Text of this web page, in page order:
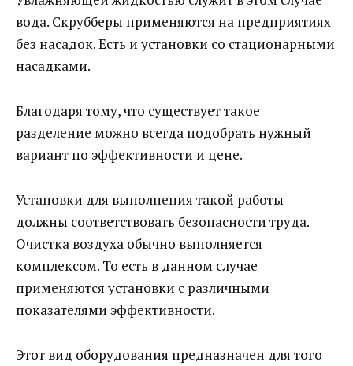
вода. Скрубберы применяются на предприятиях
без насадок. Есть и установки со стационарными
насадками.
Благодаря тому, что существует такое
разделение можно всегда подобрать нужный
вариант по эффективности и цене.
Установки для выполнения такой работы
должны соответствовать безопасности труда.
Очистка воздуха обычно выполняется
комплексом. То есть в данном случае
применяются установки с различными
показателями эффективности.
Этот вид оборудования предназначен для того